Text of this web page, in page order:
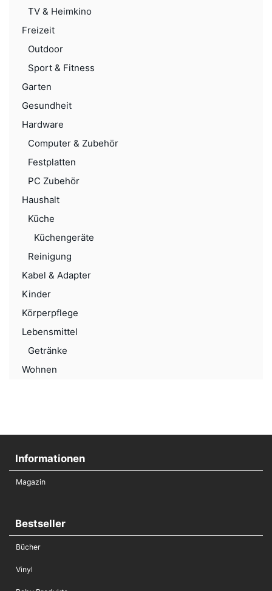
TV & Heimkino
Freizeit
Outdoor
Sport & Fitness
Garten
Gesundheit
Hardware
Computer & Zubehör
Festplatten
PC Zubehör
Haushalt
Küche
Küchengeräte
Reinigung
Kabel & Adapter
Kinder
Körperpflege
Lebensmittel
Getränke
Wohnen
Informationen
Magazin
Bestseller
Bücher
Vinyl